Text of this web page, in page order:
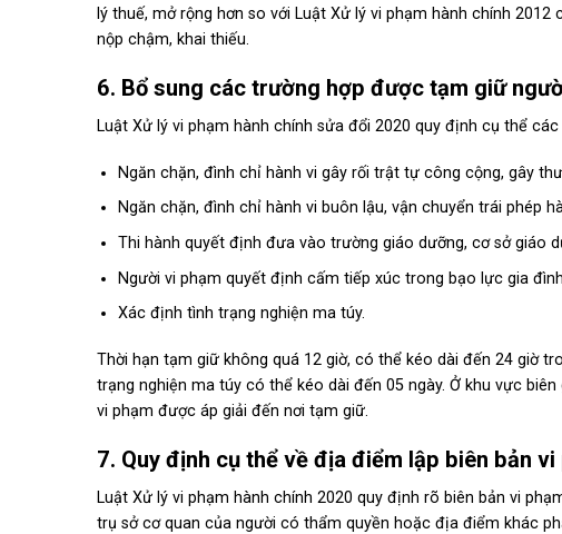
lý thuế, mở rộng hơn so với Luật Xử lý vi phạm hành chính
nộp chậm, khai thiếu.
6. Bổ sung các trường hợp được tạm giữ
Luật Xử lý vi phạm hành chính sửa đổi 2020 quy định cụ thể
Ngăn chặn, đình chỉ hành vi gây rối trật tự công cộng, gây
Ngăn chặn, đình chỉ hành vi buôn lậu, vận chuyển trái phép
Thi hành quyết định đưa vào trường giáo dưỡng, cơ sở giáo
Người vi phạm quyết định cấm tiếp xúc trong bạo lực gia
Xác định tình trạng nghiện ma túy.
Thời hạn tạm giữ không quá 12 giờ, có thể kéo dài đến 24 giờ
trạng nghiện ma túy có thể kéo dài đến 05 ngày. Ở khu vực
vi phạm được áp giải đến nơi tạm giữ.
7. Quy định cụ thể về địa điểm lập biên bản vi
Luật Xử lý vi phạm hành chính 2020 quy định rõ biên bản vi
trụ sở cơ quan của người có thẩm quyền hoặc địa điểm khác